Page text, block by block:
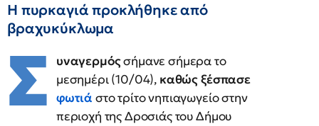
Η πυρκαγιά προκλήθηκε από
βραχυκύκλωμα
Σ υναγερμόςσήμανε σήμερα το
μεσημέρι (10/04), καθώς ξέσπασε
φωτιά στο τρίτο νηπιαγωγείο στην
περιοχή της Δροσιάς του Δήμου